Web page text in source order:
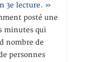
3e lecture. »
posté une
minutes qui
nombre de
personnes